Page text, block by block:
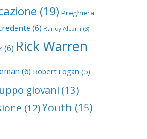
(19) Preghiera
(6) Randy Alcorn (3)
(6) Rick Warren
(6) Robert Logan (5)
giovani (13)
(12)Youth (15)